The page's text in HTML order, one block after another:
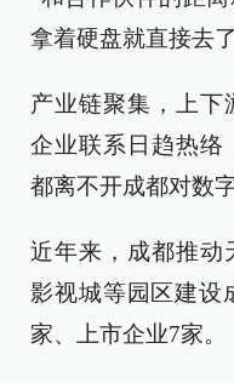
拿着硬盘就直接去
产业链聚集，上下
企业联系日趋热
都离不开成都对数
近年来，成都推动
影视城等园区建设
家、上市企业7家。